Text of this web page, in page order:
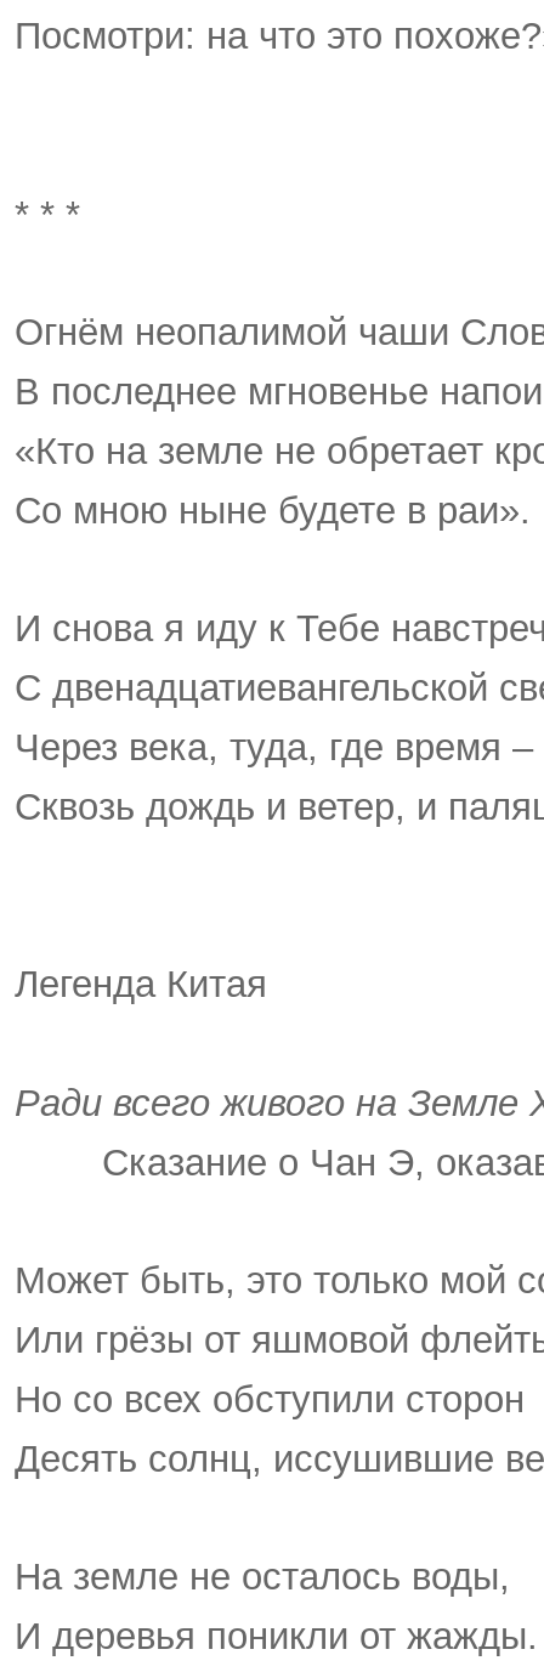
Посмотри: на что это
* * *
Огнём неопалимой чаши
В последнее мгновенье
«Кто на земле не обретает
Со мною ныне будете в раи».
И снова я иду к Тебе
С двенадцатиевангельской
Через века, туда, где время
Сквозь дождь и ветер, и
Легенда Китая
Ради всего живого на
Сказание о Чан Э,
Может быть, это только мой
Или грёзы от яшмовой
Но со всех обступили сторон
Десять солнц, иссушившие
На земле не осталось воды,
И деревья поникли от жажды.